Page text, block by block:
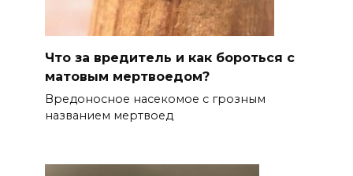
Что за вредитель и как бороться с
матовым мертвоедом?
Вредоносное насекомое с грозным
названием мертвоед